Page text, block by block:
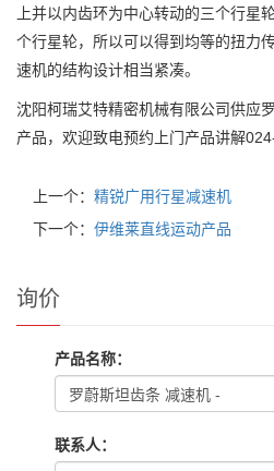
上并以内齿环为中心转动的三个行星
个行星轮，所以可以得到均等的扭力
速机的结构设计相当紧凑。
沈阳柯瑞艾特精密机械有限公司供应
产品，欢迎致电预约上门产品讲解
上一个： 精锐广用行星减速机
下一个： 伊维莱直线运动产品
询价
产品名称：
联系人：